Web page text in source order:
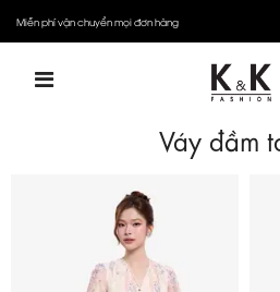
Miễn phí vận chuyển mọi đơn hàng
Váy đầm